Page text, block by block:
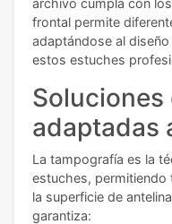
archivo cumpla con
frontal permite
adaptándose al
estos estuches
Soluciones
adaptadas
La tampografía es la
estuches,
la superficie de
garantiza: